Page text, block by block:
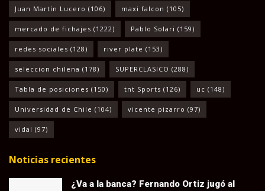
Juan Martín Lucero (106) maxi falcon (105)
mercado de fichajes (1222) Pablo Solari (159)
redes sociales (128) river plate (153)
seleccion chilena (178) SUPERCLASICO (288)
Tabla de posiciones (150) tnt Sports (126) uc (148)
Universidad de Chile (104) vicente pizarro (97)
vidal (97)
Noticias recientes
¿Va a la banca? Fernando Ortiz jugó al